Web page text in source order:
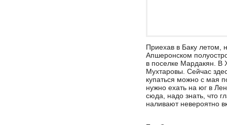
Приехав в Баку летом,
Апшеронском
в поселке Мардакян. В
Мухтаровы. Сейчас
купаться можно с мая
нужно ехать на юг в
сюда, надо знать, что
наливают невероятно